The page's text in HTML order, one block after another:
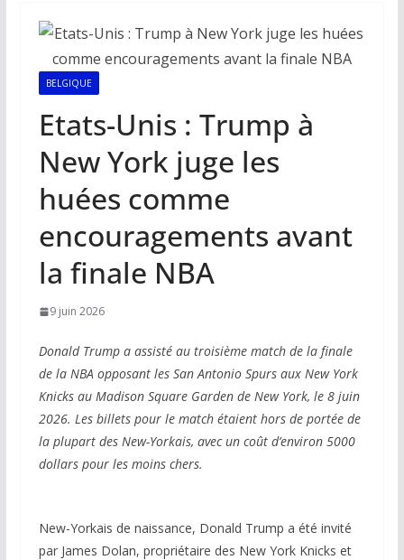
BELGIQUE
Etats-Unis : Trump à
New York juge les
huées comme
encouragements avant
la finale NBA
9 juin 2026
Donald Trump a assisté au troisième match de la finale
de la NBA opposant les San Antonio Spurs aux New York
Knicks au Madison Square Garden de New York, le 8 juin
2026. Les billets pour le match étaient hors de portée de
la plupart des New-Yorkais, avec un coût d’environ 5000
dollars pour les moins chers.
New-Yorkais de naissance, Donald Trump a été invité
par James Dolan, propriétaire des New York Knicks et